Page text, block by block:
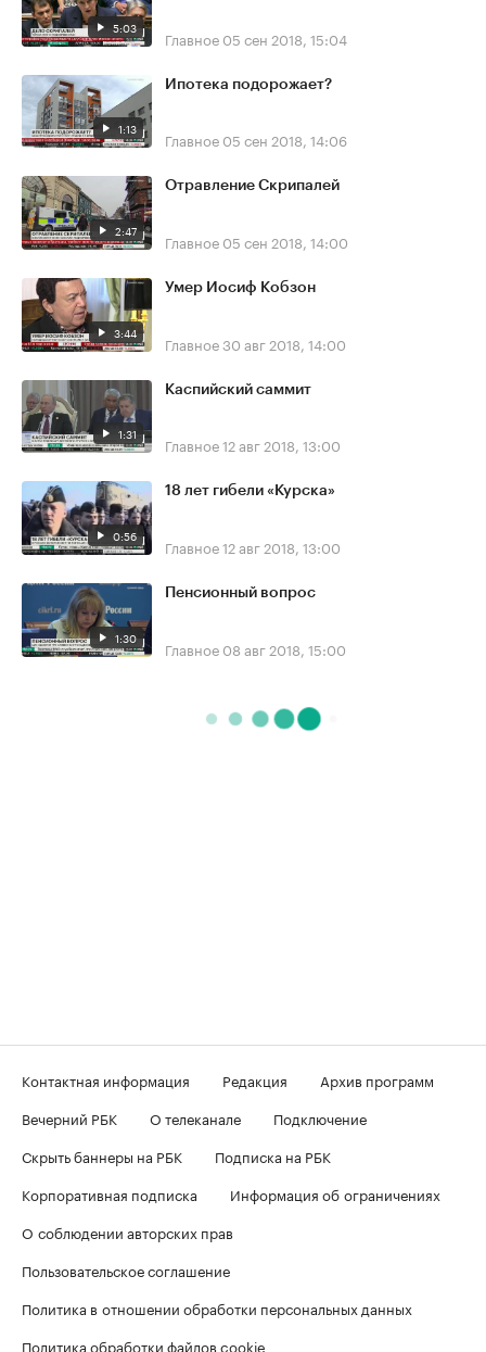
5:03 Главное 05 сен 2018, 15:04
1:13
Ипотека подорожает?
Главное 05 сен 2018, 14:06
2:47
Отравление Скрипалей
Главное 05 сен 2018, 14:00
3:44
Умер Иосиф Кобзон
Главное30 авг 2018, 14:00
1:31
Каспийский саммит
Главное12 авг 2018, 13:00
0:56
18 лет гибели «Курска»
Главное12 авг 2018, 13:00
1:30
Пенсионный вопрос
Главное 08 авг 2018, 15:00
Контактная информация Редакция
Архив программ
Вечерний РБК
О телеканале
Подключение
Скрыть баннеры на РБК
Подписка на РБК
Корпоративная подписка
Информация об ограничениях
О соблюдении авторских прав
Пользовательское соглашение
Политика в отношении обработки персональных данных
Политика обработки файлов cookie